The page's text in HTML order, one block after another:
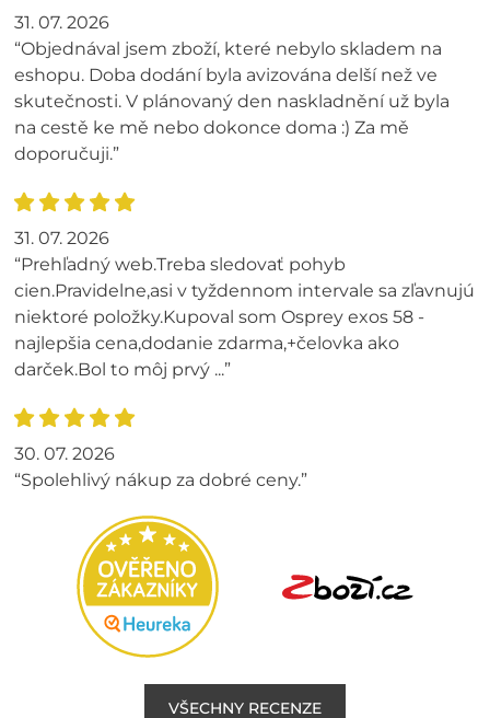
31. 07. 2026
“Objednával jsem zboží, které nebylo skladem na
eshopu. Doba dodání byla avizována delší než ve
skutečnosti. V plánovaný den naskladnění už byla
na cestě ke mě nebo dokonce doma :) Za mě
doporučuji.”
31. 07. 2026
“Prehľadný web.Treba sledovať pohyb
cien.Pravidelne,asi v tyždennom intervale sa zľavnujú
niektoré položky.Kupoval som Osprey exos 58 -
najlepšia cena,dodanie zdarma,+čelovka ako
darček.Bol to môj prvý ...”
30. 07. 2026
“Spolehlivý nákup za dobré ceny.”
VŠECHNY RECENZE